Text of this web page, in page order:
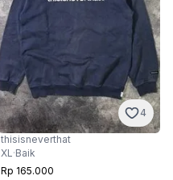
4
thisisneverthat
XL·Baik
Rp 165.000